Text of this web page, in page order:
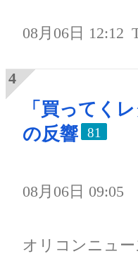
08月06日 12:12
「買ってく
の反響
81
08月06日 09:05
オリコンニュー